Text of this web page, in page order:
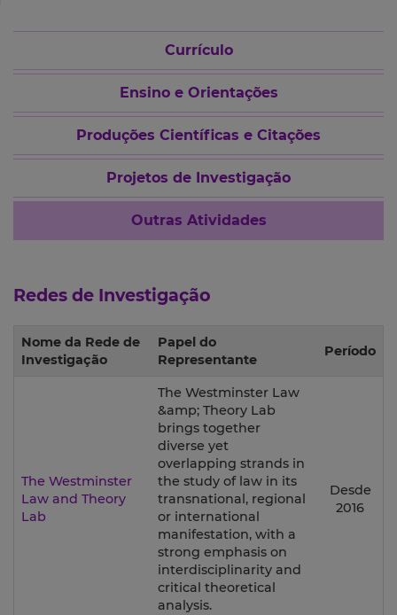
Currículo
Ensino e Orientações
Produções Científicas e Citações
Projetos de Investigação
Outras Atividades
Redes de Investigação
Nome da Rede de
Investigação
Papel do
Representante
Período
The Westminster
Law and Theory
Lab
The Westminster Law
&amp; Theory Lab
brings together
diverse yet
overlapping strands in
the study of law in its
transnational, regional
or international
manifestation, with a
strong emphasis on
interdisciplinarity and
critical theoretical
analysis.
Desde
2016